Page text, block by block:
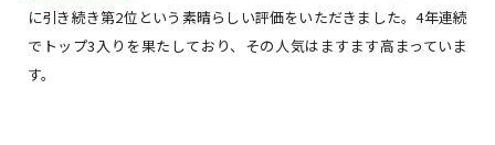
に引き続き第2位という素晴らしい評価をいただきました。4年連続
でトップ3入りを果たしており、その人気はますます高まっていま
す。